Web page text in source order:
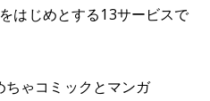
はじめとする13サービスで
ゃコミックとマンガ